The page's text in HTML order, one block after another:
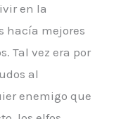
en la
hacía mejores
Tal vez era por
al
enemigo que